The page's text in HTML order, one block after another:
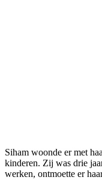
Siham woonde er met
kinderen. Zij was drie
werken, ontmoette er